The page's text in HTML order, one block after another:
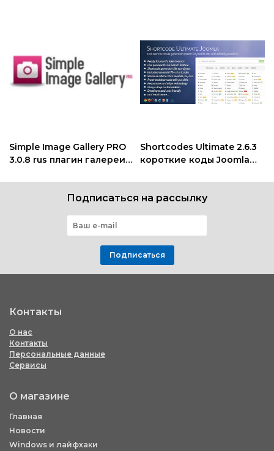
Simple Image Gallery PRO
3.0.8 rus плагин галереи
Shortcodes Ultimate 2.6.3
короткие коды Joomla
Подписаться на рассылку
Подписаться
Контакты
О нас
Контакты
Персональные данные
Сервисы
О магазине
Главная
Новости
Windows и лайфхаки